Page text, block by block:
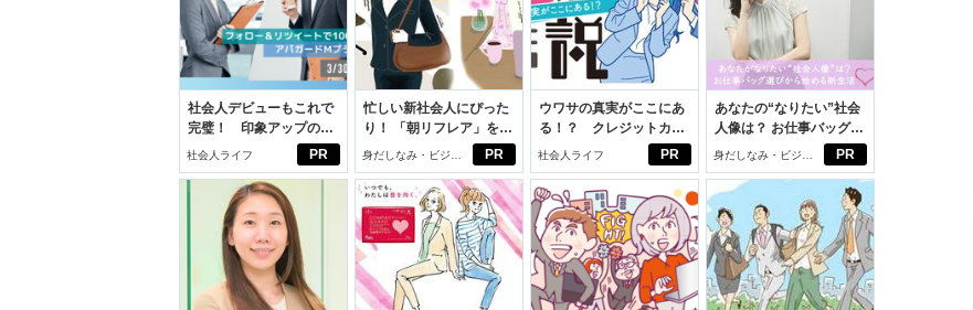
PR
社会人デビューもこれで
完璧！ 印象アップのセ
ルフプロデュース術
社会人ライフ PR
忙しい新社会人にぴった
り！ 「朝リフレア」をは
じめよう。しっかりニオ
イケアして24時間快適。
身だしなみ・ビジネ
スアイテム
PR
ウワサの真実がここにあ
る！？ クレジットカー
ドの都市伝説
社会人ライフ PR
あなたの“なりたい”社会
人像は？ お仕事バッグ選
びから始める新生活
身だしなみ・ビジネ
スアイテム